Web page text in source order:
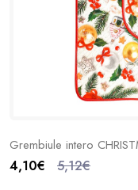
Grembiule intero
4,10€ 5,12€